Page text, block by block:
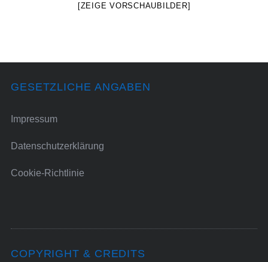
[ZEIGE VORSCHAUBILDER]
GESETZLICHE ANGABEN
Impressum
Datenschutzerklärung
Cookie-Richtlinie
COPYRIGHT & CREDITS